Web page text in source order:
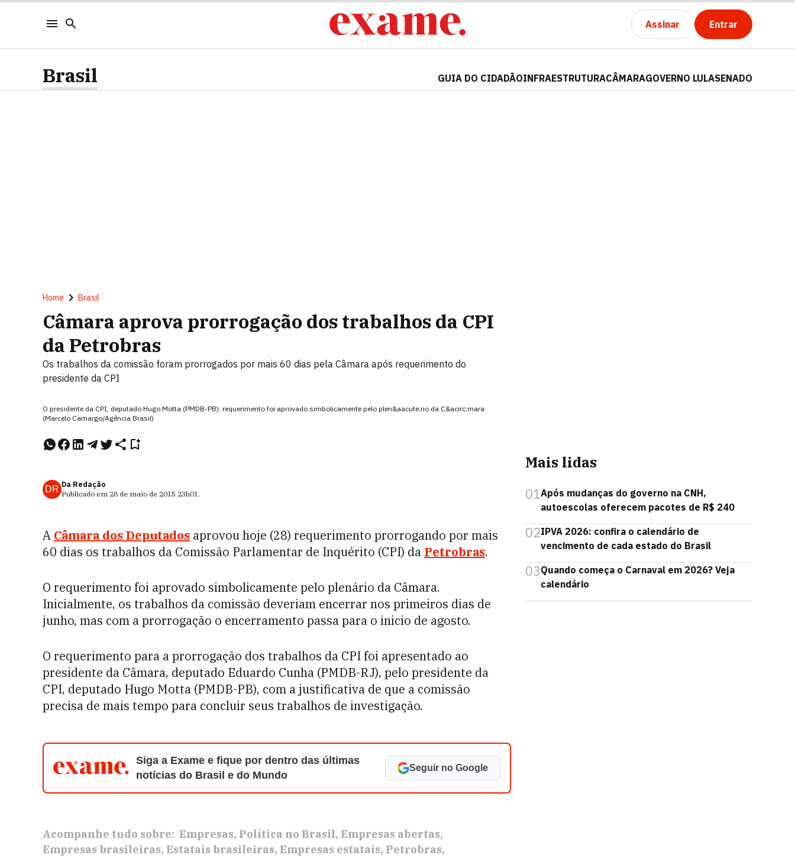
Assinar Entrar
Brasil GUIA DO CIDADÃOINFRAESTRUTURACÂMARAGOVERNO LULASENADO
Home Brasil
Câmara aprova prorrogação dos trabalhos da CPI
da Petrobras
Os trabalhos da comissão foram prorrogados por mais 60 dias pela Câmara após requerimento do
presidente da CPI
O presidente da CPI, deputado Hugo Motta (PMDB-PB): requerimento foi aprovado simbolicamente pelo plen&aacute;rio da C&acirc;mara
(Marcelo Camargo/Agência Brasil)
DR Da Redação
Publicado em 28 de maio de 2015 23h01.
A Câmara dos Deputados aprovou hoje (28) requerimento prorrogando por mais
60 dias os trabalhos da Comissão Parlamentar de Inquérito (CPI) da Petrobras.
O requerimento foi aprovado simbolicamente pelo plenário da Câmara.
Inicialmente, os trabalhos da comissão deveriam encerrar nos primeiros dias de
junho, mas com a prorrogação o encerramento passa para o inicio de agosto.
O requerimento para a prorrogação dos trabalhos da CPI foi apresentado ao
presidente da Câmara, deputado Eduardo Cunha (PMDB-RJ), pelo presidente da
CPI, deputado Hugo Motta (PMDB-PB), com a justificativa de que a comissão
precisa de mais tempo para concluir seus trabalhos de investigação.
Siga a Exame e fique por dentro das últimas
notícias do Brasil e do Mundo
Seguir no Google
Acompanhe tudo sobre: Empresas Política no Brasil Empresas abertas
Empresas brasileiras Estatais brasileiras Empresas estatais Petrobras
Mais lidas
01Após mudanças do governo na CNH,
autoescolas oferecem pacotes de R$ 240
02IPVA 2026: confira o calendário de
vencimento de cada estado do Brasil
03Quando começa o Carnaval em 2026? Veja
calendário